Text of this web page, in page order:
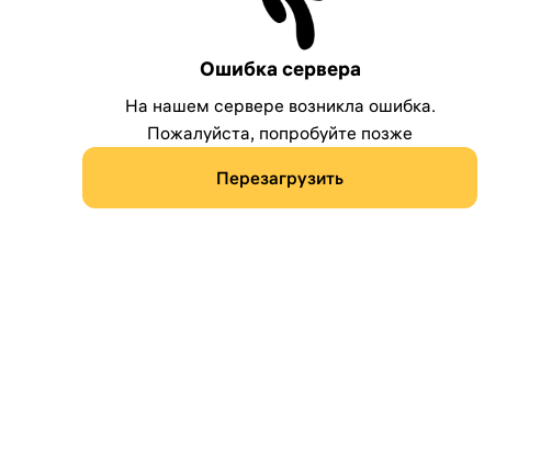
Ошибка сервера
На нашем сервере возникла ошибка.
Пожалуйста, попробуйте позже
Перезагрузить